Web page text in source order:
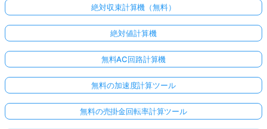
絶対収束計算機（無料）
絶対値計算機
無料AC回路計算機
無料の加速度計算ツール
無料の売掛金回転率計算ツール